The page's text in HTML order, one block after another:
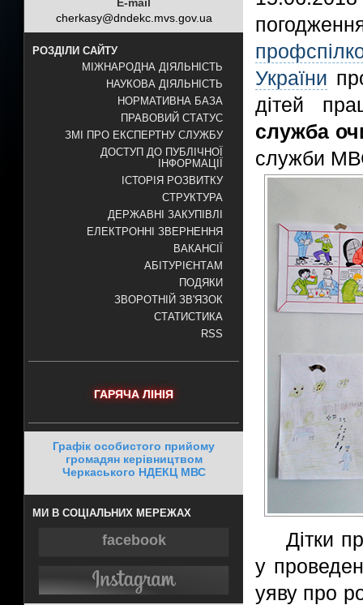
cherkasy@dndekc.mvs.gov.ua
РОЗДІЛИ САЙТУ
МІЖНАРОДНА ДІЯЛЬНІСТЬ
НАУКОВА ДІЯЛЬНІСТЬ
НОРМАТИВНА БАЗА
ПРАВОВИЙ СТАТУС
ЗМІ ПРО ЕКСПЕРТНУ СЛУЖБУ
ДОСТУП ДО ПУБЛІЧНОЇ
ІНФОРМАЦІЇ
ІСТОРІЯ РОЗВИТКУ
СТРУКТУРА
ДЕРЖАВНІ ЗАКУПІВЛІ
ЕЛЕКТРОННІ ЗВЕРНЕННЯ
ВАКАНСІЇ
АБІТУРІЄНТАМ
ПОДЯКИ
ЗВОРОТНІЙ ЗВ'ЯЗОК
СТАТИСТИКА
RSS
ГАРЯЧА ЛІНІЯ
Графік особистого прийому
громадян керівництвом
Черкаського НДЕКЦ МВС
МИ В СОЦІАЛЬНИХ МЕРЕЖАХ
facebook
України
дітей
служба
служби
Дітки
у
уяву про